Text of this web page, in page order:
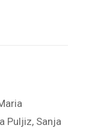
Puljiz, Sanja